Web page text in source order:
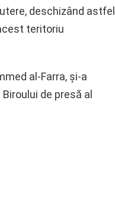
deschizând astfel
teritoriu
al-Farra, şi-a
de presă al